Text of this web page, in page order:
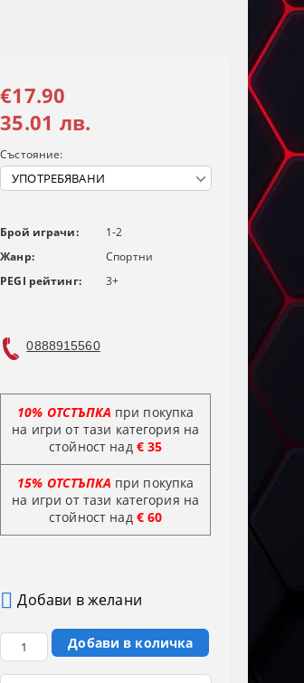
€17.90
35.01 лв.
Състояние:
Брой играчи:
1-2
Жанр:
Спортни
PEGI рейтинг:
3+
0888915560
10% ОТСТЪПКА при покупка
на игри от тази категория на
стойност над € 35
15% ОТСТЪПКА при покупка
на игри от тази категория на
стойност над € 60
Добави в желани